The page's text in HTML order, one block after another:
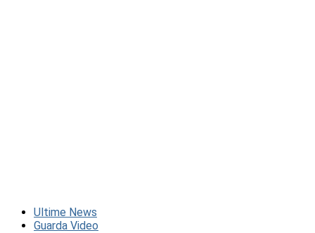
Ultime News
Guarda Video